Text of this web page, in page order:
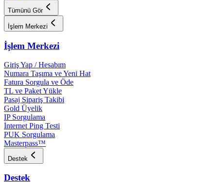
Tümünü Gör
İşlem Merkezi
İşlem Merkezi
Giriş Yap / Hesabım
Numara Taşıma ve Yeni Hat
Fatura Sorgula ve Öde
TL ve Paket Yükle
Pasaj Sipariş Takibi
Gold Üyelik
IP Sorgulama
İnternet Ping Testi
PUK Sorgulama
Masterpass™
Destek
Destek